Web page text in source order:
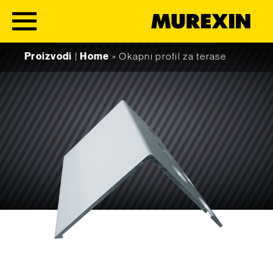
Proizvodi
Home »Okapni profil za terase